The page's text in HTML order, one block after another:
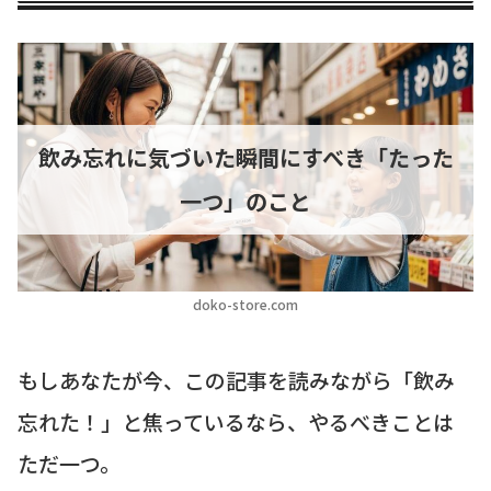
doko-store.com
飲み忘れに気づいた瞬間にすべき「たった
一つ」のこと
もしあなたが今、この記事を読みながら「飲み
忘れた！」と焦っているなら、やるべきことは
ただ一つ。